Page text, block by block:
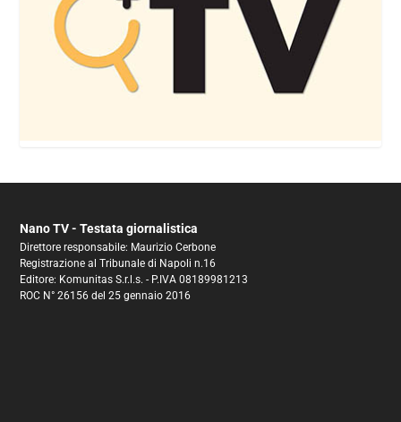
Nano TV - Testata giornalistica
Direttore responsabile: Maurizio Cerbone
Registrazione al Tribunale di Napoli n.16
Editore: Komunitas S.r.l.s. - P.IVA 08189981213
ROC N° 26156 del 25 gennaio 2016